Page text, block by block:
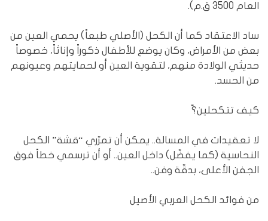
العام 3500 ق.م).
ساد الاعتقاد كما أن الكحل (الأصلي طبعاً) يحمي العين من
بعض من الأمراض، وكان يوضع للأطفال ذكوراً وإناثاً، خصوصاً
حديثي الولادة منهم، لتقوية العين أو لحمايتهم وعيونهم
من الحسد.
كيف تتكحلين؟ّ
لا تعقيدات في المسالة.. يمكن أن تمرّري “قشة” الكحل
النحاسية (كما يفضّل) داخل العين.. أو أن ترسمي خطاً فوق
الجفن الأعلى، بدقّة وفن..
من فوائد الكحل العربي الأصيل